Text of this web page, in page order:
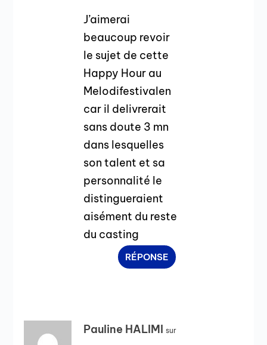
J’aimerai
beaucoup revoir
le sujet de cette
Happy Hour au
Melodifestivalen
car il delivrerait
sans doute 3 mn
dans lesquelles
son talent et sa
personnalité le
distingueraient
aisément du reste
du casting
RÉPONSE
Pauline HALIMI sur